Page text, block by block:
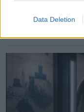
Data Deletion